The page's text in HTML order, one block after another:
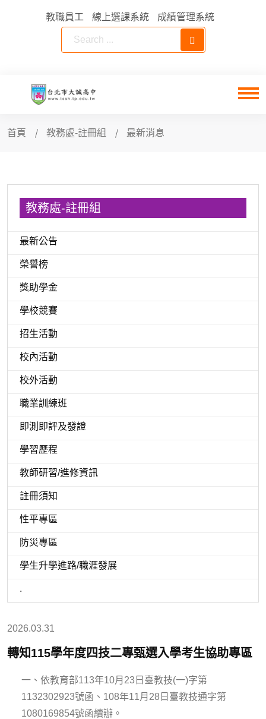
教職員工 線上選課系統 成績管理系統
首頁 教務處-註冊組 最新消息
教務處-註冊組
最新公告
榮譽榜
獎助學金
學校競賽
招生活動
校內活動
校外活動
職業訓練班
即測即評及發證
學習歷程
教師研習/進修資訊
註冊須知
性平專區
防災專區
學生升學進路/職涯發展
.
2026.03.31
轉知115學年度四技二專甄選入學考生協助專區
一、依教育部113年10月23日臺教技(一)字第
1132302923號函、108年11月28日臺教技通字第
1080169854號函續辦。